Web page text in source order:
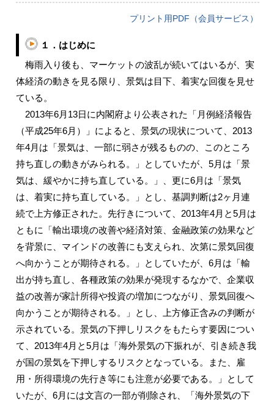
プリント用PDF（会員サービス）
１．はじめに
梅雨入り後も、マーケットの波乱が続いてはいるが、実
体経済の動きを見る限り、景気は目下、着実な回復を見せ
ている。
2013年6月13日に内閣府より公表された「月例経済報告
（平成25年6月）」によると、景気の現状について、2013
年4月は「景気は、一部に弱さが残るものの、このところ
持ち直しの動きがみられる。」としていたが、5月は「景
気は、緩やかに持ち直している。」、更に6月は「景気
は、着実に持ち直している。」とし、基調判断は2ヶ月連
続で上方修正された。先行きについて、2013年4月と5月は
ともに「輸出環境の改善や経済対策、金融政策の効果など
を背景に、マインドの改善にも支えられ、次第に景気回復
へ向かうことが期待される。」としていたが、6月は「輸
出が持ち直し、各種政策の効果が発現するなかで、企業収
益の改善が家計所得や投資の増加につながり、景気回復へ
向かうことが期待される。」とし、上方修正含みの判断が
示されている。景気の下押しリスクをもたらす要因につい
て、2013年4月と5月は「海外景気の下振れが、引き続き我
が国の景気を下押しするリスクとなっている。また、雇
用・所得環境の先行き等にも注意が必要である。」として
いたが、6月には文言の一部が削除され、「海外景気の下